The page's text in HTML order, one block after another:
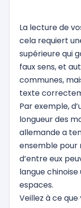
La lecture de
cela requiert
supérieure qui
faux sens, et
communes,
texte
Par exemple,
longueur des
allemande a
ensemble pour
d’entre eux
langue
espaces.
Veillez à ce